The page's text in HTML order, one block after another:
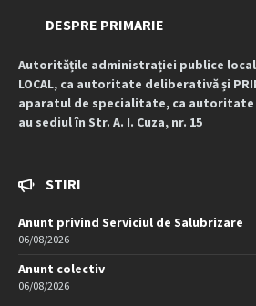
DESPRE PRIMARIE
Autoritățile administrației publice locale
LOCAL, ca autoritate deliberativă și
aparatul de specialitate, ca autoritate
au sediul în Str. A. I. Cuza, nr. 15
STIRI
Anunt privind Serviciul de Salubrizare
06/08/2026
Anunt colectiv
06/08/2026